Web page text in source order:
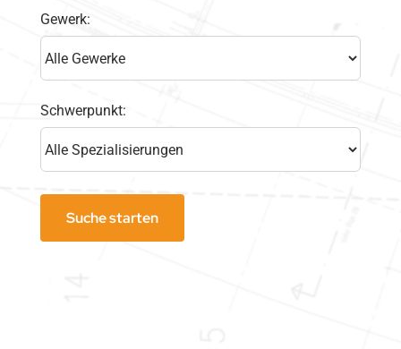
Gewerk:
Schwerpunkt: